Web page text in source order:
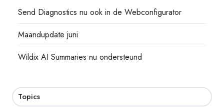
Send Diagnostics nu ook in de Webconfigurator
Maandupdate juni
Wildix AI Summaries nu ondersteund
Topics